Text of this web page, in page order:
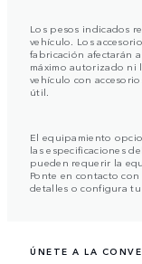
Los pesos indicados
vehículo. Los
fabricación afectarán
máximo autorizado ni
vehículo con
útil.
El equipamiento
las especificaciones
pueden requerir la
Ponte en contacto
detalles o configura
ÚNETE A LA